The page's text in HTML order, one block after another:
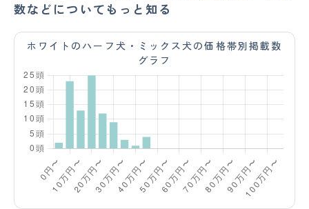
数などについてもっと知る
ホワイトのハーフ犬・ミックス犬の価格帯別掲載数
グラフ